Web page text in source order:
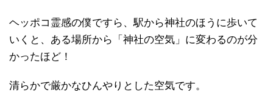
ヘッポコ霊感の僕ですら、駅から神社のほうに歩いて
いくと、ある場所から「神社の空気」に変わるのが分
かったほど！
清らかで厳かなひんやりとした空気です。